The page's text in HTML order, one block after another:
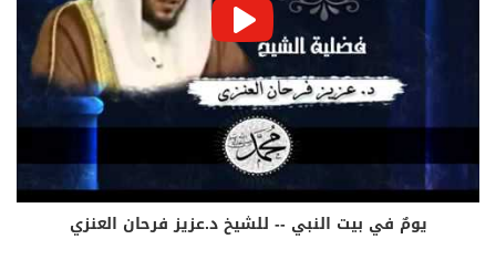
يومٌ في بيت النبي -- للشيخ د.عزيز فرحان العنزي